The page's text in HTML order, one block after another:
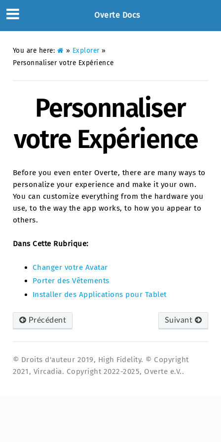
Overte Docs
You are here: » Explorer »
Personnaliser votre Expérience
Personnaliser
votre Expérience
Before you even enter Overte, there are many ways to
personalize your experience and make it your own.
You can customize everything from the hardware you
use, to the way the app works, to how you appear to
others.
Dans Cette Rubrique:
Changer votre Avatar
Porter des Vêtements
Installer des Applications pour Tablet
Précédent Suivant
© Droits d'auteur 2019, High Fidelity. © Copyright
2021, Vircadia. Copyright 2022-2025, Overte e.V..